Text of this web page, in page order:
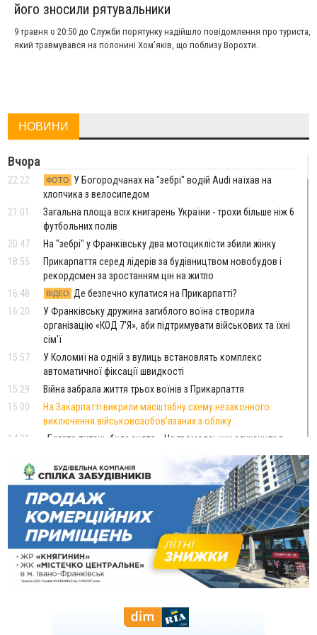
його зносили рятувальники
9 травня о 20:50 до Служби порятунку надійшло повідомлення про туриста,
який травмувався на полонині Хом’яків, що поблизу Ворохти.
НОВИНИ
Вчора
22:22 ФОТО
У Богородчанах на "зебрі" водій Audi наїхав на
хлопчика з велосипедом
21:01
Загальна площа всіх книгарень України - трохи більше ніж 6
футбольних полів
20:47
На "зебрі" у Франківську два мотоциклісти збили жінку
18:55
Прикарпаття серед лідерів за будівництвом новобудов і
рекордсмен за зростанням цін на житло
16:48
ВІДЕО
Де безпечно купатися на Прикарпатті?
16:20
У Франківську дружина загиблого воїна створила
організацію «КОД 7'Я», аби підтримувати військових та їхні
сім'ї
15:57
У Коломиї на одній з вулиць встановлять комплекс
автоматичної фіксації швидкості
15:29
Війна забрала життя трьох воїнів з Прикарпаття
15:00
На Закарпатті викрили масштабну схему незаконного
виключення військовозобов’язаних з обліку
14:31
«Багато питань буде знято». На громадських слуханнях в
Яремче обговорили, як вирішити питання джипінгу в
Карпатах
13:54
5 «тихих» хвороб, які виявляє профілактичне обстеження
13:30
ФОТО На Надрічній тривають останні приготування до
нового руху
12:57
У Франківську зафіксували найбільшу спеку за всю історію
спостережень
12:24
Лікування наркоманії Київ: чому важливо розпочати
терапію якомога раніше
тисяч гривень у валюті, засудили до 5 років
Податкова передасть в Міноборони для "Оберегу" дані про